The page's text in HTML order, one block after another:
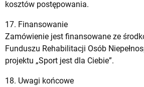
kosztów postępowania.
17. Finansowanie
Zamówienie jest finansowane ze
Funduszu Rehabilitacji Osób
projektu „Sport jest dla Ciebie”.
18. Uwagi końcowe